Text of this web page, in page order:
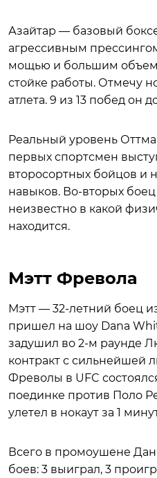
Азайтар — базовый
агрессивным
мощью и большим
стойке работы. Отмечу
атлета. 9 из 13 побед он
Реальный уровень
первых спортсмен
второсортных бойцов и
навыков. Во-вторых
неизвестно в какой
находится.
Мэтт Фревола
Мэтт — 32-летний боец
пришел на шоу Dana
задушил во 2-м раунде
контракт с сильнейшей
Фреволы в UFC
поединке против Поло
улетел в нокаут за 1
Всего в промоушене
боев: 3 выиграл, 3